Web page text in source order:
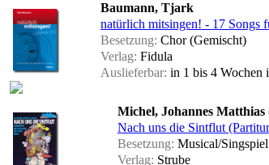
Baumann, Tjark
natürlich mitsingen! - 17 Songs
Besetzung: Chor (Gemischt)
Verlag: Fidula
Auslieferbar: in 1 bis 4 Wochen
Michel, Johannes Matthias
Nach uns die Sintflut
Besetzung: Musical/Singspiel
Verlag: Strube